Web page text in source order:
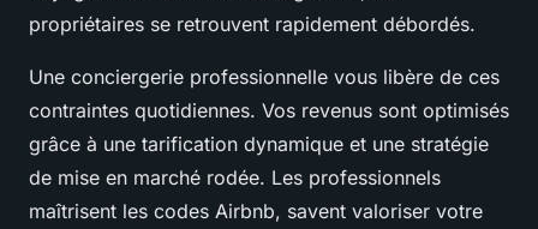
propriétaires se retrouvent rapidement débordés.
Une conciergerie professionnelle vous libère de ces
contraintes quotidiennes. Vos revenus sont optimisés
grâce à une tarification dynamique et une stratégie
de mise en marché rodée. Les professionnels
maîtrisent les codes Airbnb, savent valoriser votre